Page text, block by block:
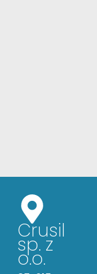
Crusil
sp. z
o.o.